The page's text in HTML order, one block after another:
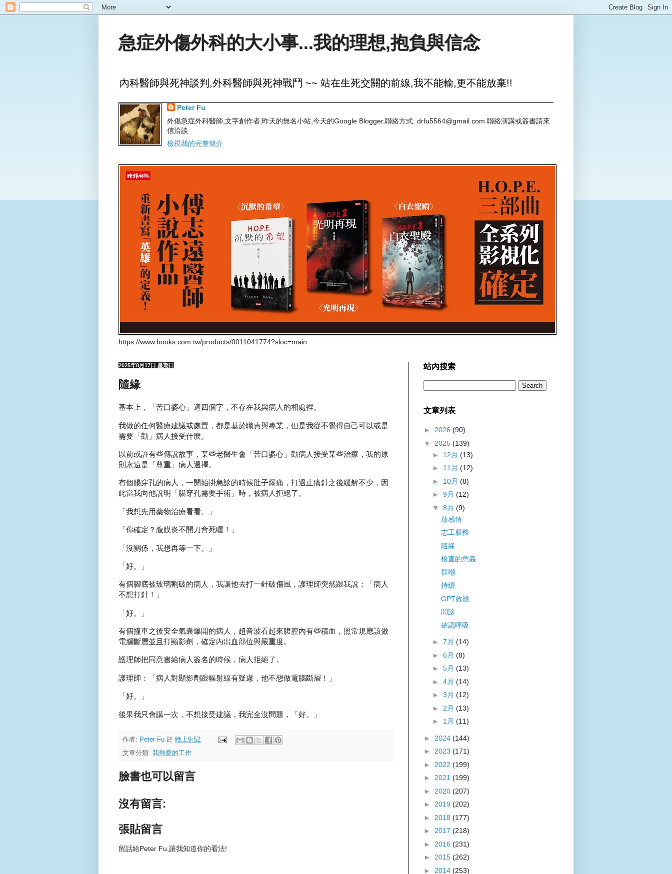
急症外傷外科的大小事...我的理想,抱負與信念
內科醫師與死神談判,外科醫師與死神戰鬥 ~~ 站在生死交關的前線,我不能輸,更不能放棄!!
Peter Fu
外傷急症外科醫師,文字創作者;昨天的無名小站,今天的Google Blogger,聯絡方式: drfu5564@gmail.com 聯絡演講或簽書請來
信洽談
檢視我的完整簡介
https://www.books.com.tw/products/0011041774?sloc=main
2025年8月17日 星期日
隨緣
基本上，「苦口婆心」這四個字，不存在我與病人的相處裡。
我做的任何醫療建議或處置，都是基於職責與專業，但是我從不覺得自己可以或是
需要「勸」病人接受什麼。
以前或許有些傳說故事，某些老醫生會「苦口婆心」勸病人接受某些治療，我的原
則永遠是「尊重」病人選擇。
有個腸穿孔的病人，一開始掛急診的時候肚子爆痛，打過止痛針之後緩解不少，因
此當我向他說明「腸穿孔需要手術」時，被病人拒絕了。
「我想先用藥物治療看看。」
「你確定？腹膜炎不開刀會死喔！」
「沒關係，我想再等一下。」
「好。」
有個腳底被玻璃割破的病人，我讓他去打一針破傷風，護理師突然跟我說：「病人
不想打針！」
「好。」
有個撞車之後安全氣囊爆開的病人，超音波看起來腹腔內有些積血，照常規應該做
電腦斷層並且打顯影劑，確定內出血部位與嚴重度。
護理師把同意書給病人簽名的時候，病人拒絕了。
護理師：「病人對顯影劑跟幅射線有疑慮，他不想做電腦斷層！」
「好。」
後果我只會講一次，不想接受建議，我完全沒問題，「好。」
作者: Peter Fu 於 晚上9:52
文章分類: 我熱愛的工作
臉書也可以留言
沒有留言:
張貼留言
留話給Peter Fu,讓我知道你的看法!
站內搜索
文章列表
► 2026 (90)
▼ 2025 (139)
► 12月 (13)
► 11月 (12)
► 10月 (8)
► 9月 (12)
▼ 8月 (9)
放感情
志工服務
隨緣
檢查的意義
群嘲
持續
GPT效應
問診
確認呼吸
► 7月 (14)
► 6月 (8)
► 5月 (13)
► 4月 (14)
► 3月 (12)
► 2月 (13)
► 1月 (11)
► 2024 (144)
► 2023 (171)
► 2022 (199)
► 2021 (199)
► 2020 (207)
► 2019 (202)
► 2018 (177)
► 2017 (218)
► 2016 (231)
► 2015 (262)
► 2014 (253)